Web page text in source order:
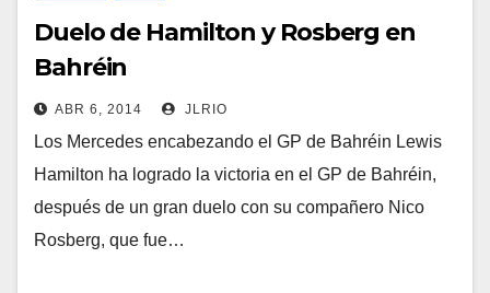
Duelo de Hamilton y Rosberg en
Bahréin
ABR 6, 2014 JLRIO
Los Mercedes encabezando el GP de Bahréin Lewis
Hamilton ha logrado la victoria en el GP de Bahréin,
después de un gran duelo con su compañero Nico
Rosberg, que fue…